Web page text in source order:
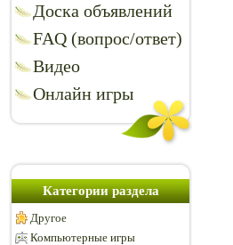
Доска объявлений
FAQ (вопрос/ответ)
Видео
Онлайн игры
Категории раздела
Другое
Компьютерные игры